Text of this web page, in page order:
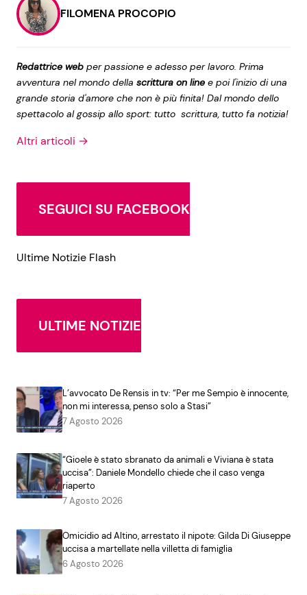
FILOMENA PROCOPIO
Redattrice web per passione e adesso per lavoro. Prima
avventura nel mondo della scrittura on line e poi l'inizio di una
grande storia d'amore che non è più finita! Dal mondo dello
spettacolo al gossip allo sport: tutto scrittura, tutto fa notizia!
Altri articoli →
SEGUICI SU FACEBOOK
Ultime Notizie Flash
ULTIME NOTIZIE
L’avvocato De Rensis in tv: “Per me Sempio è innocente,
non mi interessa, penso solo a Stasi”
7 Agosto 2026
“Gioele è stato sbranato da animali e Viviana è stata
uccisa”: Daniele Mondello chiede che il caso venga
riaperto
7 Agosto 2026
Omicidio ad Altino, arrestato il nipote: Gilda Di Giuseppe
uccisa a martellate nella villetta di famiglia
6 Agosto 2026